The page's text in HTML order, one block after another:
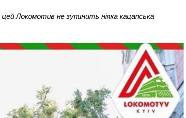
Локомотив не зупинить ніяка кацапська